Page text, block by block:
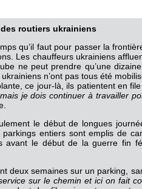
des routiers ukrainiens
qu’il faut pour passer la
Les chauffeurs ukrainiens
ne peut prendre qu’une
n’ont pas tous été
ce jour-là, ils patientent en
je dois continuer à travailler
le début de longues
entiers sont emplis de
avant le début de la guerre fin
deux semaines sur un parking,
sur le chemin et ici on fait